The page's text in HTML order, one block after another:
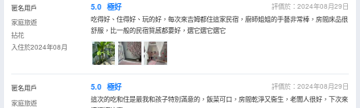
匿名用戶
家庭旅遊
拈花
入住於2024年08月
5.0 極好
評價於：2024年08月29日
吃得好、住得好、玩的好，每次來吉姆都住這家民宿，廚師姐姐的手藝非常棒，房間床品很
舒服，比一般的民宿質感都要好，選它選它選它
匿名用戶
家庭旅遊
5.0 極好
評價於：2024年08月29日
這次的吃和住是最我和孩子特別滿意的，飯菜可口，房間乾淨又衞生，老闆人很好，下次來